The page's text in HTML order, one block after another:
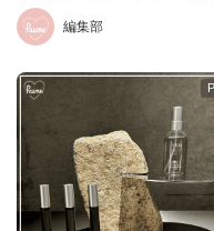
編集部
も8月19日発売